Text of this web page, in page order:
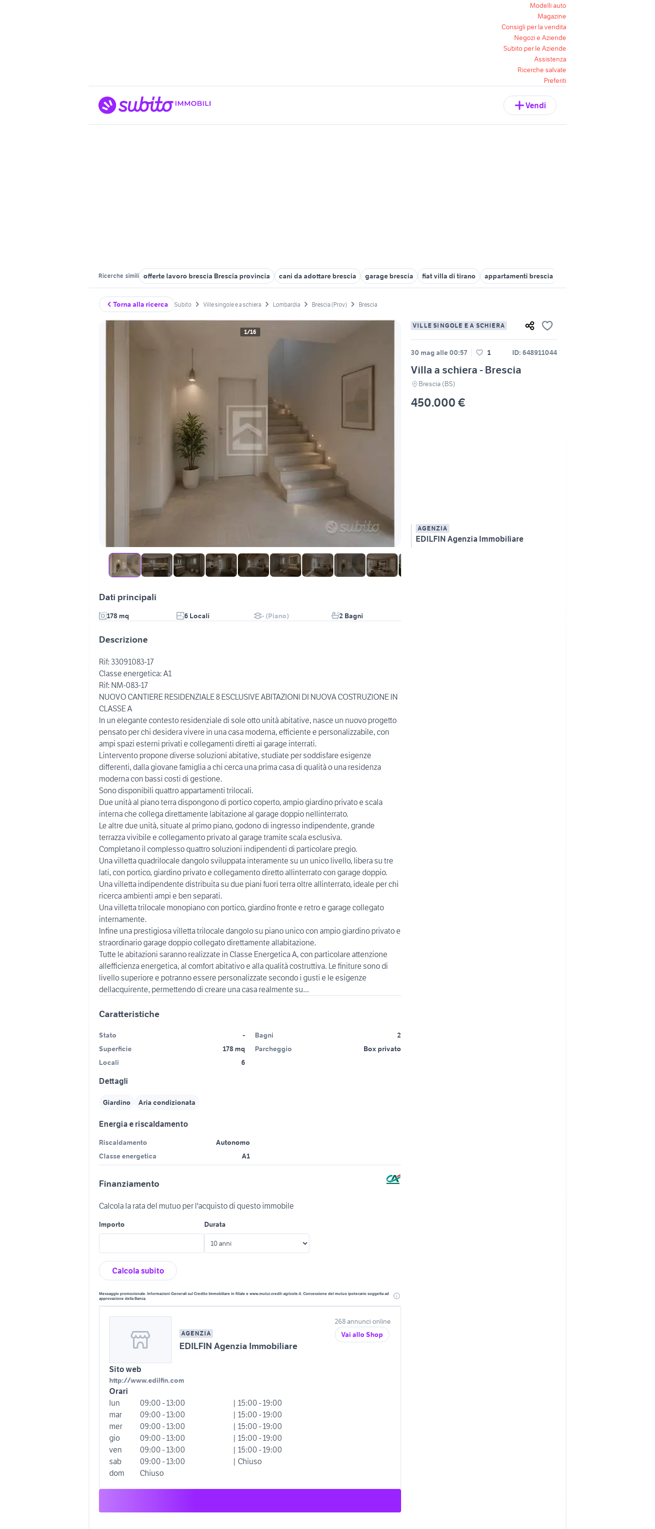
Modelli auto
Magazine
Consigli per la vendita
Negozi e Aziende
Subito per le Aziende
Assistenza
Ricerche salvate
Preferiti
Vendi
Ricerche simili offerte lavoro brescia Brescia provincia cani da adottare brescia garage brescia fiat villa di tirano appartamenti brescia
Torna alla ricerca Subito Ville singole e a schiera Lombardia Brescia (Prov) Brescia
1/16
VILLE SINGOLE E A SCHIERA
30 mag alle 00:57 1 ID: 648911044
Villa a schiera - Brescia
Brescia (BS)
450.000 €
AGENZIA
EDILFIN Agenzia Immobiliare
Dati principali
178 mq 6 Locali - (Piano) 2 Bagni
Descrizione
Rif: 33091083-17
Classe energetica: A1
Rif: NM-083-17
NUOVO CANTIERE RESIDENZIALE 8 ESCLUSIVE ABITAZIONI DI NUOVA COSTRUZIONE IN
CLASSE A
In un elegante contesto residenziale di sole otto unità abitative, nasce un nuovo progetto
pensato per chi desidera vivere in una casa moderna, efficiente e personalizzabile, con
ampi spazi esterni privati e collegamenti diretti ai garage interrati.
Lintervento propone diverse soluzioni abitative, studiate per soddisfare esigenze
differenti, dalla giovane famiglia a chi cerca una prima casa di qualità o una residenza
moderna con bassi costi di gestione.
Sono disponibili quattro appartamenti trilocali.
Due unità al piano terra dispongono di portico coperto, ampio giardino privato e scala
interna che collega direttamente labitazione al garage doppio nellinterrato.
Le altre due unità, situate al primo piano, godono di ingresso indipendente, grande
terrazza vivibile e collegamento privato al garage tramite scala esclusiva.
Completano il complesso quattro soluzioni indipendenti di particolare pregio.
Una villetta quadrilocale dangolo sviluppata interamente su un unico livello, libera su tre
lati, con portico, giardino privato e collegamento diretto allinterrato con garage doppio.
Una villetta indipendente distribuita su due piani fuori terra oltre allinterrato, ideale per chi
ricerca ambienti ampi e ben separati.
Una villetta trilocale monopiano con portico, giardino fronte e retro e garage collegato
internamente.
Infine una prestigiosa villetta trilocale dangolo su piano unico con ampio giardino privato e
straordinario garage doppio collegato direttamente allabitazione.
Tutte le abitazioni saranno realizzate in Classe Energetica A, con particolare attenzione
allefficienza energetica, al comfort abitativo e alla qualità costruttiva. Le finiture sono di
livello superiore e potranno essere personalizzate secondo i gusti e le esigenze
dellacquirente, permettendo di creare una casa realmente su...
Caratteristiche
Stato
-
Superficie
178 mq
Locali
6
Bagni
2
Parcheggio
Box privato
Dettagli
Giardino Aria condizionata
Energia e riscaldamento
Riscaldamento
Autonomo
Classe energetica
A1
Finanziamento
Calcola la rata del mutuo per l'acquisto di questo immobile
Importo Durata
Calcola subito
Messaggio promozionale. Informazioni Generali sul Credito Immobiliare in filiale e www.mutui.credit-agricole.it. Concessione del mutuo ipotecario soggetta ad
approvazione della Banca.
AGENZIA
EDILFIN Agenzia Immobiliare
Sito web
http://www.edilfin.com
Orari
lun
09:00 - 13:00
| 15:00 - 19:00
mar
09:00 - 13:00
| 15:00 - 19:00
mer
09:00 - 13:00
| 15:00 - 19:00
gio
09:00 - 13:00
| 15:00 - 19:00
ven
09:00 - 13:00
| 15:00 - 19:00
sab
09:00 - 13:00
| Chiuso
dom
Chiuso
268 annunci online
Vai allo Shop